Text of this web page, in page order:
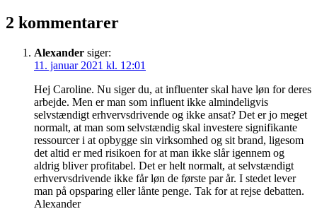
januar
2021
som
Lifestyle
2 kommentarer
Alexander siger:
11. januar 2021 kl. 12:01
Hej Caroline. Nu siger du, at influenter skal have løn for deres
arbejde. Men er man som influent ikke almindeligvis
selvstændigt erhvervsdrivende og ikke ansat? Det er jo meget
normalt, at man som selvstændig skal investere signifikante
ressourcer i at opbygge sin virksomhed og sit brand, ligesom
det altid er med risikoen for at man ikke slår igennem og
aldrig bliver profitabel. Det er helt normalt, at selvstændigt
erhvervsdrivende ikke får løn de første par år. I stedet lever
man på opsparing eller lånte penge. Tak for at rejse debatten.
Alexander